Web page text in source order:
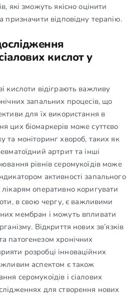
які зможуть якісно оцінити
призначити відповідну терапію.
кислот у
кислоти відіграють важливу
запальних процесів, що
для їх використання в
цих біомаркерів може суттєво
та моніторинг хвороб, таких як
артрит та інші
рівнів серомукоїдів може
активності запального
оперативно коригувати
в свою чергу, є важливими
мембран і можуть впливати
Відкриття нових зв’язків
патогенезом хронічних
розробці інноваційних
аспектом є також
серомукоїдів і сіалових
для створення нових